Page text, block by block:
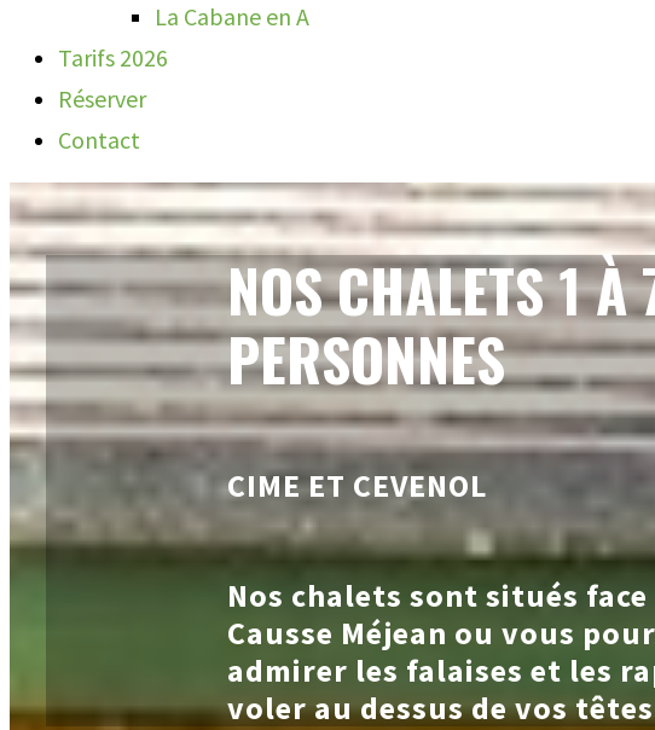
La Cabane en A
Tarifs 2026
Réserver
Contact
NOS CHALETS 1 À
PERSONNES
CIME ET CEVENOL
Nos chalets sont situés face
Causse Méjean ou vous
admirer les falaises et les
voler au dessus de vos